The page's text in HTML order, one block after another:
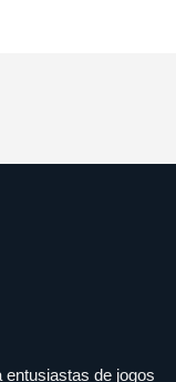
entusiastas de jogos